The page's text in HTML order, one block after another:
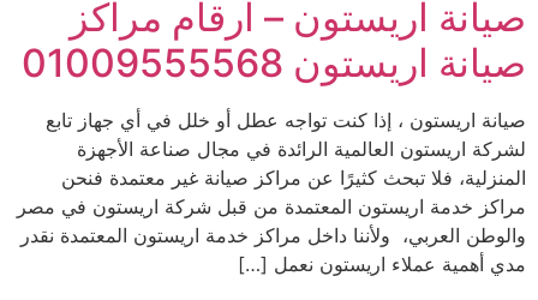
صيانة اريستون – ارقام مراكز
صيانة اريستون 01009555568
صيانة اريستون ، إذا كنت تواجه عطل أو خلل في أي جهاز تابع
لشركة اريستون العالمية الرائدة في مجال صناعة الأجهزة
المنزلية، فلا تبحث كثيرًا عن مراكز صيانة غير معتمدة فنحن
مراكز خدمة اريستون المعتمدة من قبل شركة اريستون في مصر
والوطن العربي، ولأننا داخل مراكز خدمة اريستون المعتمدة نقدر
مدي أهمية عملاء اريستون نعمل […]